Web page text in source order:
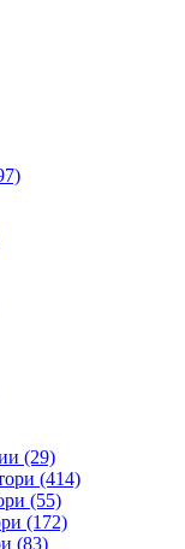
(29)
(414)
(55)
(172)
(83)